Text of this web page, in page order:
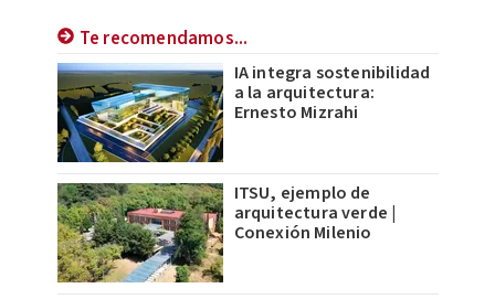
Te recomendamos...
IA integra sostenibilidad
a la arquitectura:
Ernesto Mizrahi
ITSU, ejemplo de
arquitectura verde |
Conexión Milenio